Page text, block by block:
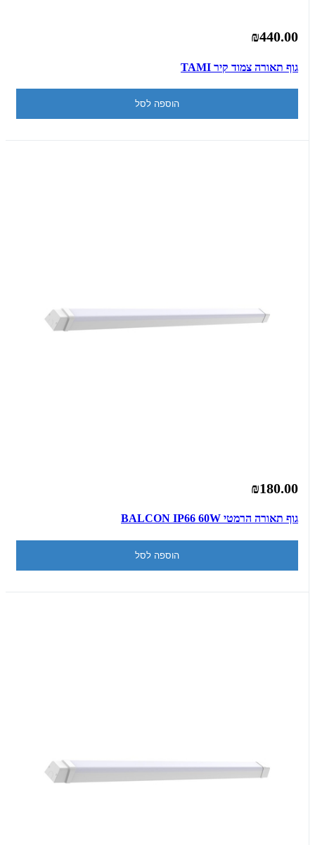
₪440.00
גוף תאורה צמוד קיר TAMI
הוספה לסל
₪180.00
גוף תאורה הרמטי BALCON IP66 60W
הוספה לסל